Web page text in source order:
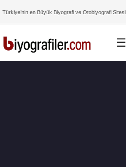
Türkiye’nin en Büyük Biyografi ve Otobiyografi Sitesi
☰